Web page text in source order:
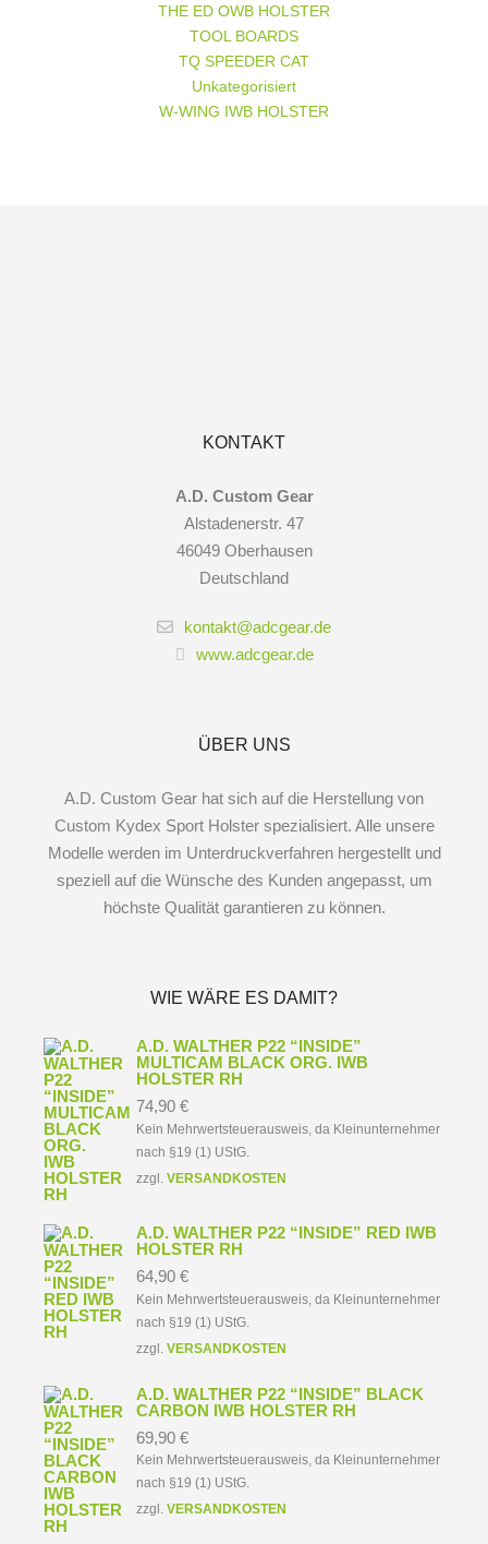
THE ED OWB HOLSTER
TOOL BOARDS
TQ SPEEDER CAT
Unkategorisiert
W-WING IWB HOLSTER
KONTAKT
A.D. Custom Gear
Alstadenerstr. 47
46049 Oberhausen
Deutschland
kontakt@adcgear.de
www.adcgear.de
ÜBER UNS
A.D. Custom Gear hat sich auf die Herstellung von
Custom Kydex Sport Holster spezialisiert. Alle unsere
Modelle werden im Unterdruckverfahren hergestellt und
speziell auf die Wünsche des Kunden angepasst, um
höchste Qualität garantieren zu können.
WIE WÄRE ES DAMIT?
A.D. WALTHER P22 “INSIDE”
MULTICAM BLACK ORG. IWB
HOLSTER RH
74,90 €
Kein Mehrwertsteuerausweis, da Kleinunternehmer
nach §19 (1) UStG.
zzgl. VERSANDKOSTEN
A.D. WALTHER P22 “INSIDE” RED IWB
HOLSTER RH
64,90 €
Kein Mehrwertsteuerausweis, da Kleinunternehmer
nach §19 (1) UStG.
zzgl. VERSANDKOSTEN
A.D. WALTHER P22 “INSIDE” BLACK
CARBON IWB HOLSTER RH
69,90 €
Kein Mehrwertsteuerausweis, da Kleinunternehmer
nach §19 (1) UStG.
zzgl. VERSANDKOSTEN